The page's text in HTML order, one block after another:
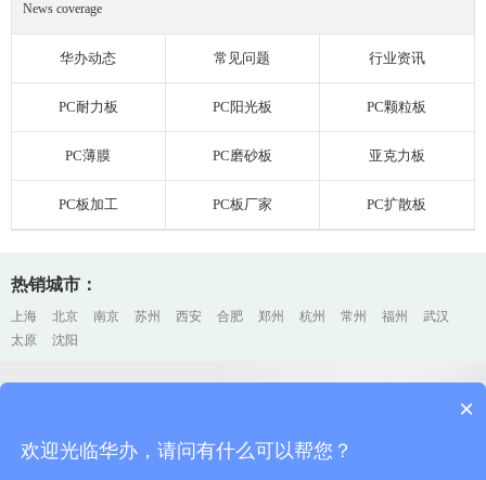
News coverage
华办动态 常见问题 行业资讯
PC耐力板 PC阳光板 PC颗粒板
PC薄膜 PC磨砂板 亚克力板
PC板加工 PC板厂家 PC扩散板
热销城市：
上海 北京 南京 苏州 西安 合肥 郑州 杭州 常州 福州
武汉
太原
沈阳
欢迎咨询华办，您的每一个电话、邮件、留言，我们都会认真对待
×
欢迎光临华办，请问有什么可以帮您？